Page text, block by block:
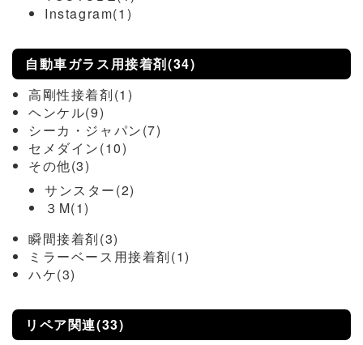
Instagram(1)
自動車ガラス用接着剤(34)
高剛性接着剤(1)
ヘンケル(9)
シーカ・ジャパン(7)
セメダイン(10)
その他(3)
サンスター(2)
３M(1)
瞬間接着剤(3)
ミラーベース用接着剤(1)
ハケ(3)
リペア関連(33)